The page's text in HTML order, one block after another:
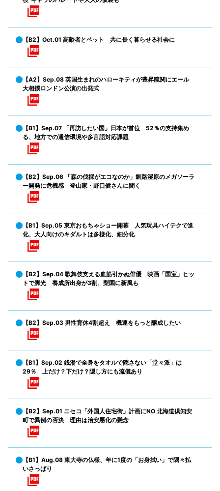
【B2】Oct.01 高齢者とペット 共に長く暮らせる社会に
【A2】Sep.08 英国生まれのハローキティが豊昇龍関にエール
大相撲ロンドン公演の出発式
【B1】Sep.07 「再訪したい国」日本が首位 52％の支持集め
る、地方での通信環境や多言語対応課題
【B2】Sep.06 「森の伐採がエコなのか」釧路湿原のメガソーラ
ー開発に危機感 登山家・野口健さんに聞く
【B1】Sep.05 東京おもちゃショー開幕 人気玩具ハイテクで進
化、大人向けのキダルトは多様化、細分化
【B2】Sep.04 歌舞伎支える血筋引かぬ俳優 映画「国宝」ヒッ
トで脚光 養成所出身が3割、梨園に新風も
【B2】Sep.03 男性育休4割超え 機運をもっと醸成したい
【B1】Sep.02 銭湯で全身をタオルで隠さない「堂々派」は
29％ 上だけ？下だけ？隠し方にも流儀あり
【B2】Sep.01 ニセコ「外国人住宅街」計画にNO 北海道倶知安
町で異例の否決 理由は治安悪化の懸念
【B1】Aug.08 東大寺の仏様、年に1度の「お身拭い」で隅々払
いさっぱり